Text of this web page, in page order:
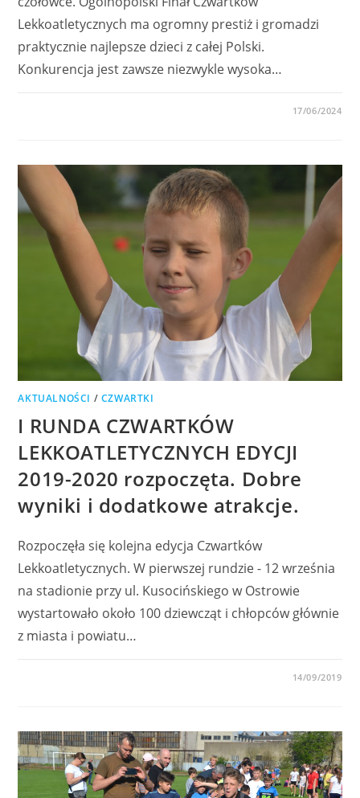
Lekkoatletycznych ma ogromny prestiż i gromadzi
praktycznie najlepsze dzieci z całej Polski.
Konkurencja jest zawsze niezwykle wysoka…
17/06/2024
AKTUALNOŚCI / CZWARTKI
I RUNDA CZWARTKÓW
LEKKOATLETYCZNYCH EDYCJI
2019-2020 rozpoczęta. Dobre
wyniki i dodatkowe atrakcje.
Rozpoczęła się kolejna edycja Czwartków
Lekkoatletycznych. W pierwszej rundzie - 12 września
na stadionie przy ul. Kusocińskiego w Ostrowie
wystartowało około 100 dziewcząt i chłopców głównie
z miasta i powiatu…
14/09/2019